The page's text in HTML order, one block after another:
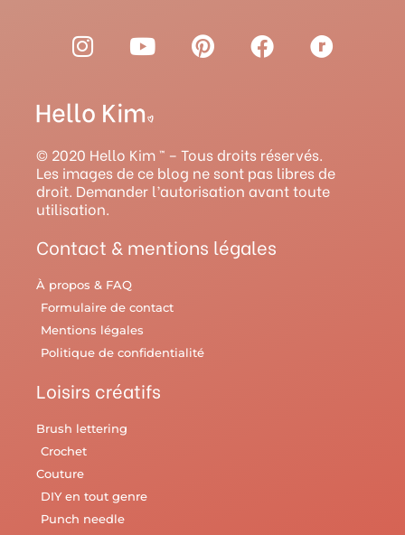
I
n
t
a
g
r
a
m
Y
o
t
u
b
e
P
i
r
e
s
F
a
o
o
k
R
a
y
© 2020 Hello Kim ™ – Tous droits réservés.
Les images de ce blog ne sont pas libres de
droit. Demander l’autorisation avant toute
utilisation.
Contact & mentions légales
À propos & FAQ
Formulaire de contact
Mentions légales
Politique de confidentialité
Loisirs créatifs
Brush lettering
Crochet
Couture
DIY en tout genre
Punch needle